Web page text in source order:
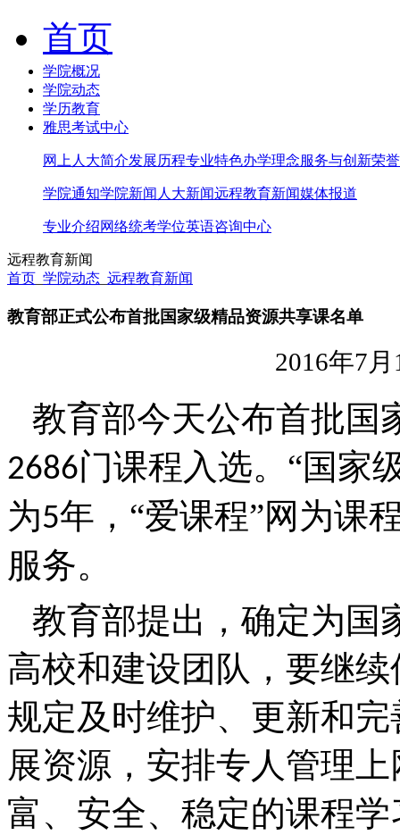
首页
学院概况
学院动态
学历教育
雅思考试中心
网上人大简介发展历程专业特色办学理念服务与创新荣
学院通知学院新闻 人大新闻远程教育新闻媒体报道
专业介绍网络统考学位英语咨询中心
远程教育新闻
首页 学院动态 远程教育新闻
教育部正式公布首批国家级精品资源共享课名单
2016年7月
教育部今天公布首批国
2686门课程入选。“国家
为5年，“爱课程”网为课
服务。
教育部提出，确定为国
高校和建设团队，要继
规定及时维护、更新和
展资源，安排专人管理
富、安全、稳定的课程